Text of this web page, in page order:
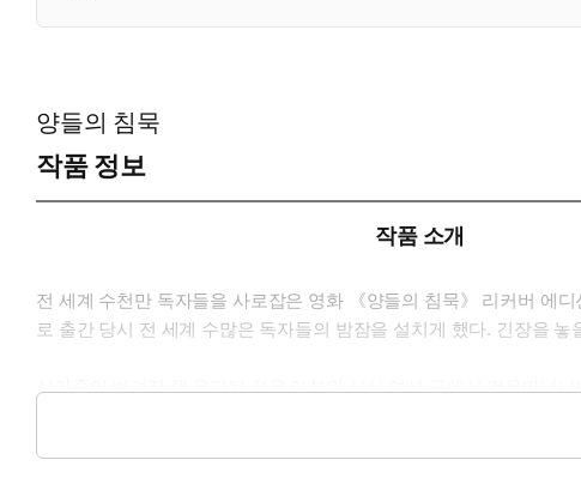
양들의 침묵
작품 정보
작품 소개
전 세계 수천만 독자들을 사로잡은 영화 《양들의 침묵》 리커버 에
로 출간 당시 전 세계 수많은 독자들의 밤잠을 설치게 했다. 긴장을
살가죽이 벗겨진 채 유기된 젊은 여성의 시신 여섯 구에서 검은마녀
질환 범죄자 수감소로 향한다. 그녀의 발걸음이 멈춘 곳은 ‘한니발